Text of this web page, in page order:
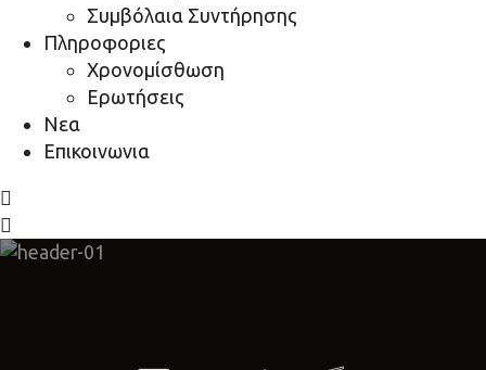
Συμβόλαια Συντήρησης
Πληροφοριες
Χρονομίσθωση
Ερωτήσεις
Νεα
Επικοινωνια